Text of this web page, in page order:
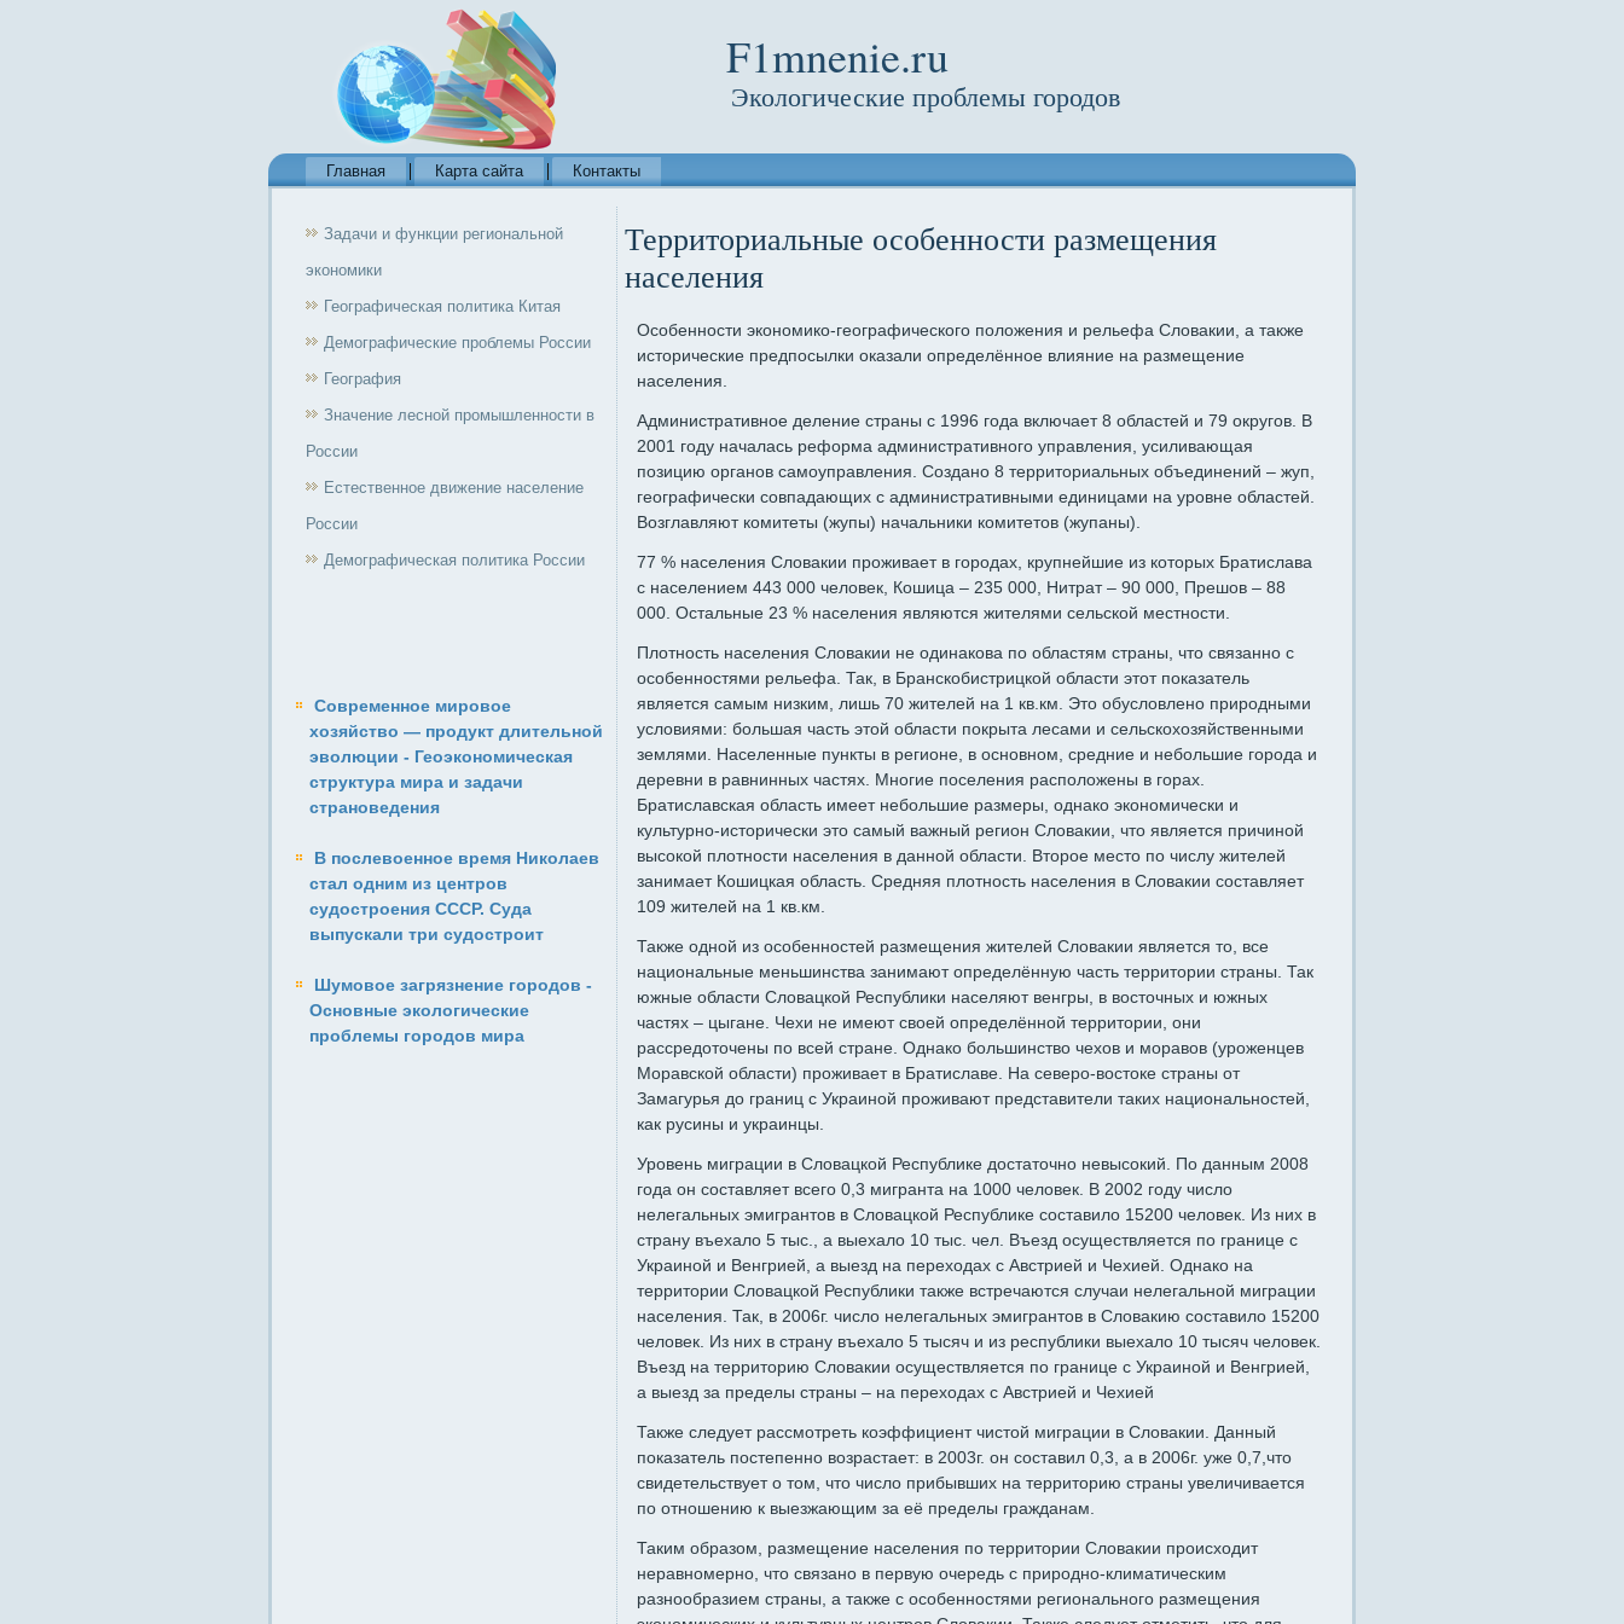
F1mnenie.ru
Экологические проблемы городов
Главная Карта сайта Контакты
Задачи и функции региональной
экономики
Географическая политика Китая
Демографические проблемы России
География
Значение лесной промышленности в
России
Естественное движение население
России
Демографическая политика России
Современное мировое
хозяйство — продукт длительной
эволюции - Геоэкономическая
структура мира и задачи
страноведения
В послевоенное время Николаев
стал одним из центров
судостроения СССР. Суда
выпускали три судостроит
Шумовое загрязнение городов -
Основные экологические
проблемы городов мира
Территориальные особенности размещения
населения
Особенности экономико-географического положения и рельефа Словакии, а также
исторические предпосылки оказали определённое влияние на размещение
населения.
Административное деление страны с 1996 года включает 8 областей и 79 округов. В
2001 году началась реформа административного управления, усиливающая
позицию органов самоуправления. Создано 8 территориальных объединений – жуп,
географически совпадающих с административными единицами на уровне областей.
Возглавляют комитеты (жупы) начальники комитетов (жупаны).
77 % населения Словакии проживает в городах, крупнейшие из которых Братислава
с населением 443 000 человек, Кошица – 235 000, Нитрат – 90 000, Прешов – 88
000. Остальные 23 % населения являются жителями сельской местности.
Плотность населения Словакии не одинакова по областям страны, что связанно с
особенностями рельефа. Так, в Бранскобистрицкой области этот показатель
является самым низким, лишь 70 жителей на 1 кв.км. Это обусловлено природными
условиями: большая часть этой области покрыта лесами и сельскохозяйственными
землями. Населенные пункты в регионе, в основном, средние и небольшие города и
деревни в равнинных частях. Многие поселения расположены в горах.
Братиславская область имеет небольшие размеры, однако экономически и
культурно-исторически это самый важный регион Словакии, что является причиной
высокой плотности населения в данной области. Второе место по числу жителей
занимает Кошицкая область. Средняя плотность населения в Словакии составляет
109 жителей на 1 кв.км.
Также одной из особенностей размещения жителей Словакии является то, все
национальные меньшинства занимают определённую часть территории страны. Так
южные области Словацкой Республики населяют венгры, в восточных и южных
частях – цыгане. Чехи не имеют своей определённой территории, они
рассредоточены по всей стране. Однако большинство чехов и моравов (уроженцев
Моравской области) проживает в Братиславе. На северо-востоке страны от
Замагурья до границ с Украиной проживают представители таких национальностей,
как русины и украинцы.
Уровень миграции в Словацкой Республике достаточно невысокий. По данным 2008
года он составляет всего 0,3 мигранта на 1000 человек. В 2002 году число
нелегальных эмигрантов в Словацкой Республике составило 15200 человек. Из них в
страну въехало 5 тыс., а выехало 10 тыс. чел. Въезд осуществляется по границе с
Украиной и Венгрией, а выезд на переходах с Австрией и Чехией. Однако на
территории Словацкой Республики также встречаются случаи нелегальной миграции
населения. Так, в 2006г. число нелегальных эмигрантов в Словакию составило 15200
человек. Из них в страну въехало 5 тысяч и из республики выехало 10 тысяч человек.
Въезд на территорию Словакии осуществляется по границе с Украиной и Венгрией,
а выезд за пределы страны – на переходах с Австрией и Чехией
Также следует рассмотреть коэффициент чистой миграции в Словакии. Данный
показатель постепенно возрастает: в 2003г. он составил 0,3, а в 2006г. уже 0,7,что
свидетельствует о том, что число прибывших на территорию страны увеличивается
по отношению к выезжающим за её пределы гражданам.
Таким образом, размещение населения по территории Словакии происходит
неравномерно, что связано в первую очередь с природно-климатическим
разнообразием страны, а также с особенностями регионального размещения